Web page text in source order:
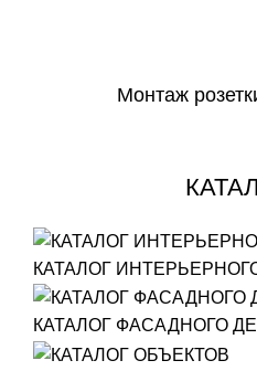
Монтаж
КАТАЛОГ
КАТАЛОГ ФАСАДНОГО